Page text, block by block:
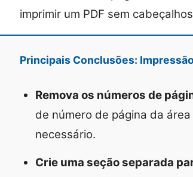
imprimir um PDF sem
Principais Conclusões:
Remova os números de
de número de página da
necessário.
Crie uma seção separada